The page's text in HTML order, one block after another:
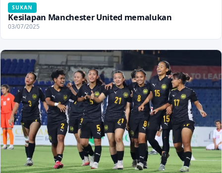
SUKAN
Kesilapan Manchester United memalukan
03/07/2025